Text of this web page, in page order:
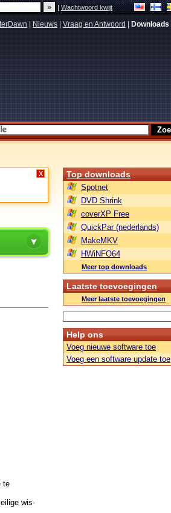
|Wachtwoord kwijt
Nieuws Vraag en Antwoord Downloads
X
te
wis-
Top downloads
Spotnet
DVD Shrink
coverXP Free
QuickPar (nederlands)
MakeMKV
HWiNFO64
Meer top downloads
Laatste toevoegingen
Meer laatste toevoegingen
Help ons
Voeg nieuwe software toe
Voeg een software update toe